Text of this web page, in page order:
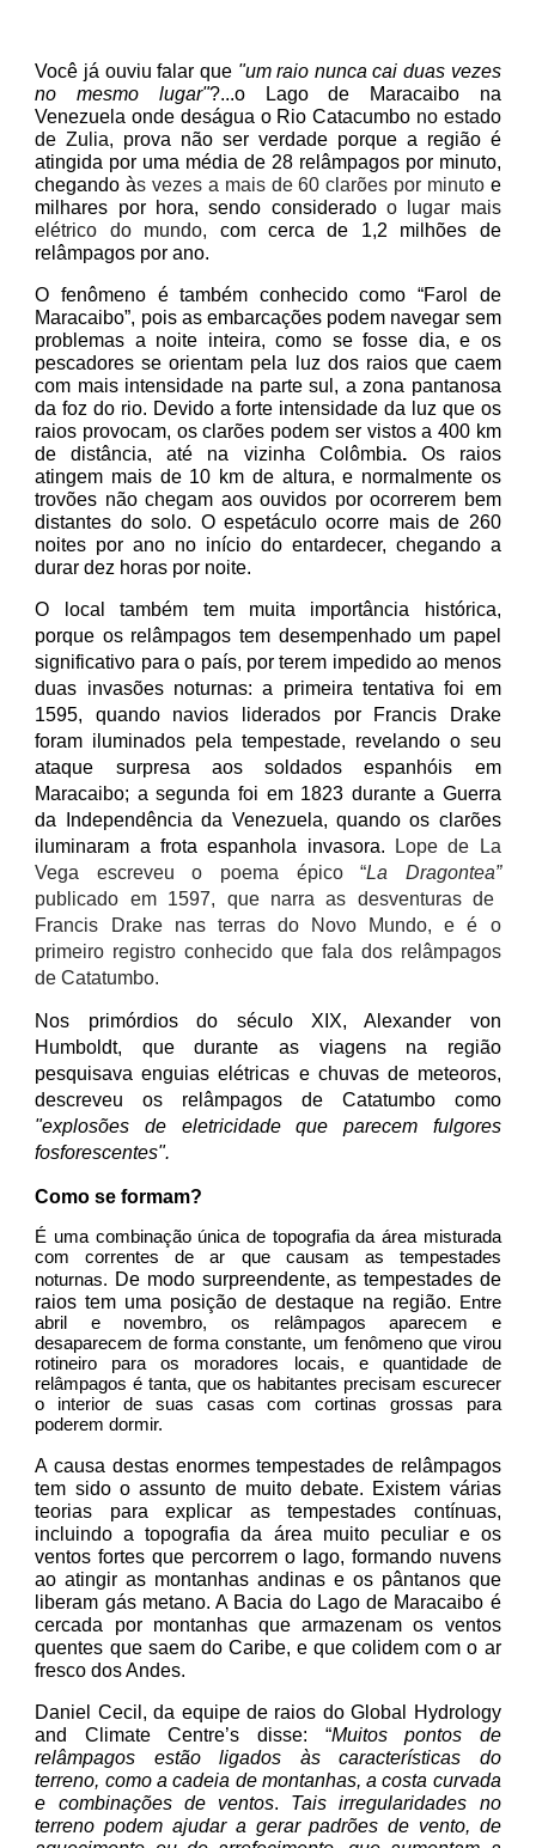
Você já ouviu falar que "um raio nunca cai duas vezes
no mesmo lugar"?...o Lago de Maracaibo na
Venezuela onde deságua o Rio Catacumbo no estado
de Zulia, prova não ser verdade porque a região é
atingida por uma média de 28 relâmpagos por minuto,
chegando às vezes a mais de 60 clarões por minuto e
milhares por hora, sendo considerado o lugar mais
elétrico do mundo, com cerca de 1,2 milhões de
relâmpagos por ano.
O fenômeno é também conhecido como “Farol de
Maracaibo”, pois as embarcações podem navegar sem
problemas a noite inteira, como se fosse dia, e os
pescadores se orientam pela luz dos raios que caem
com mais intensidade na parte sul, a zona pantanosa
da foz do rio. Devido a forte intensidade da luz que os
raios provocam, os clarões podem ser vistos a 400 km
de distância, até na vizinha Colômbia.Os raios
atingem mais de 10 km de altura, e normalmente os
trovões não chegam aos ouvidos por ocorrerem bem
distantes do solo. O espetáculo ocorre mais de 260
noites por ano no início do entardecer, chegando a
durar dez horas por noite.
O local também tem muita importância histórica,
porque os relâmpagos tem desempenhado um papel
significativo para o país, por terem impedido ao menos
duas invasões noturnas: a primeira tentativa foi em
1595, quando navios liderados por Francis Drake
foram iluminados pela tempestade, revelando o seu
ataque surpresa aos soldados espanhóis em
Maracaibo; a segunda foi em 1823 durante a Guerra
da Independência da Venezuela, quando os clarões
iluminaram a frota espanhola invasora.
Lope de La
Vega escreveu o poema épico “La Dragontea”
publicado em 1597, que narra as desventuras de
Francis Drake nas terras do Novo Mundo, e é o
primeiro registro conhecido que fala dos relâmpagos
de Catatumbo.
Nos primórdios do século XIX, Alexander von
Humboldt, que durante as viagens na região
pesquisava enguias elétricas e chuvas de meteoros,
descreveu os relâmpagos de Catatumbo como
"explosões de eletricidade que parecem fulgores
fosforescentes".
Como se formam?
É uma combinação única de topografia da área misturada
com correntes de ar que causam as tempestades
noturnas. De modo surpreendente, as tempestades de
raios tem uma posição de destaque na região.
Entre
abril e novembro, os relâmpagos aparecem e
desaparecem de forma constante, um fenômeno que virou
rotineiro para os moradores locais, e quantidade de
relâmpagos é tanta, que os habitantes precisam escurecer
o interior de suas casas com cortinas grossas para
poderem dormir.
A causa destas enormes tempestades de relâmpagos
tem sido o assunto de muito debate. Existem várias
teorias para explicar as tempestades contínuas,
incluindo a topografia da área muito peculiar e os
ventos fortes que percorrem o lago, formando nuvens
ao atingir as montanhas andinas e os pântanos que
liberam gás metano. A Bacia do Lago de Maracaibo é
cercada por montanhas que armazenam os ventos
quentes que saem do Caribe, e que colidem com o ar
fresco dos Andes.
Daniel Cecil, da equipe de raios do Global Hydrology
and Climate Centre’s disse: “Muitos pontos de
relâmpagos estão ligados às características do
terreno, como a cadeia de montanhas, a costa curvada
e combinações de ventos. Tais irregularidades no
terreno podem ajudar a gerar padrões de vento, de